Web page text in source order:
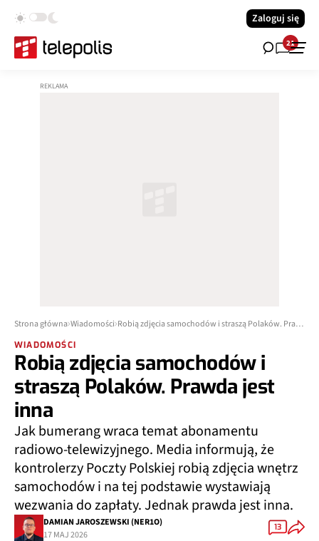
Zaloguj się
21
Strona główna Wiadomości Robią zdjęcia samochodów i straszą Polaków. Prawda jest inna
WIADOMOŚCI
Robią zdjęcia samochodów i
straszą Polaków. Prawda jest
inna
Jak bumerang wraca temat abonamentu
radiowo-telewizyjnego. Media informują, że
kontrolerzy Poczty Polskiej robią zdjęcia wnętrz
samochodów i na tej podstawie wystawiają
wezwania do zapłaty. Jednak prawda jest inna.
DAMIAN JAROSZEWSKI (NER1O)
17 MAJ 2026
13